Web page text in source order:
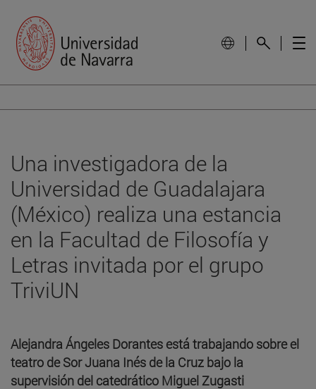
Una investigadora de la
Universidad de Guadalajara
(México) realiza una estancia
en la Facultad de Filosofía y
Letras invitada por el grupo
TriviUN
Alejandra Ángeles Dorantes está trabajando sobre el
teatro de Sor Juana Inés de la Cruz bajo la
supervisión del catedrático Miguel Zugasti